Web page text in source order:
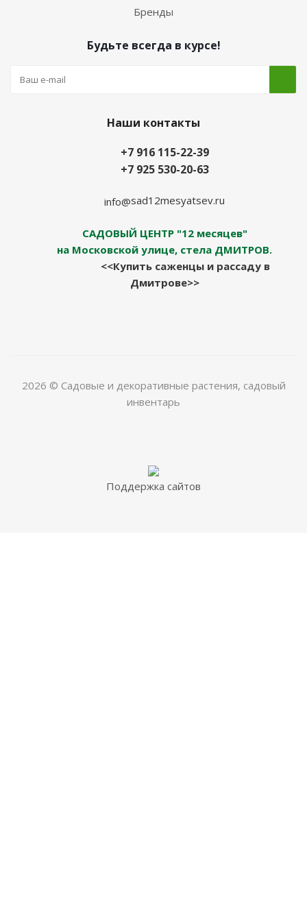
Бренды
Будьте всегда в курсе!
Наши контакты
+7 916 115-22-39
+7 925 530-20-63
info@sad12mesyatsev.ru
САДОВЫЙ ЦЕНТР "12 месяцев"
на Московской улице, стела ДМИТРОВ.
<<Купить саженцы и рассаду в
Дмитрове>>
2026 © Садовые и декоративные растения, садовый
инвентарь
Поддержка сайтов